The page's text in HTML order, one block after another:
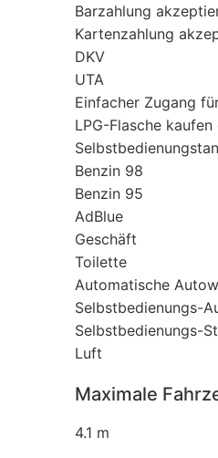
Barzahlung
Kartenzahlung
DKV
UTA
Einfacher Zugang
LPG-Flasche
Benzin 98
Benzin 95
AdBlue
Geschäft
Toilette
Automatische
Selbstbedienungs-
Selbstbedienungs-
Luft
Maximale
4.1 m